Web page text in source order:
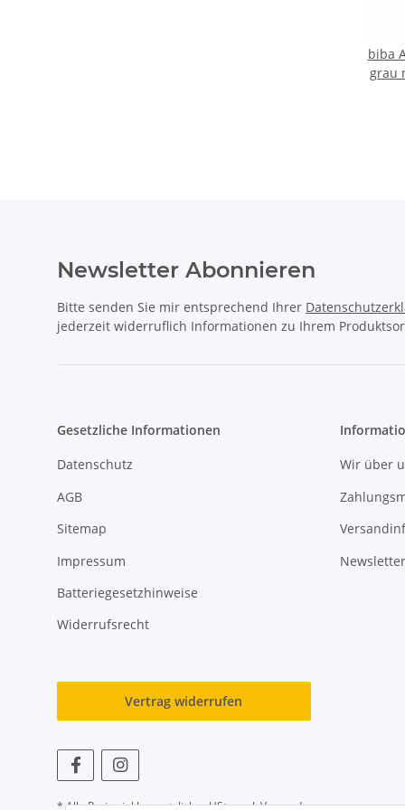
biba
grau
Newsletter Abonnieren
Bitte senden Sie mir entsprechend Ihrer
jederzeit widerruflich Informationen zu Ihrem
Gesetzliche Informationen
Datenschutz
AGB
Sitemap
Impressum
Batteriegesetzhinweise
Widerrufsrecht
Wir über
Newsletter
Vertrag widerrufen
* Alle Preise inkl. gesetzlicher USt., zzgl.Versand